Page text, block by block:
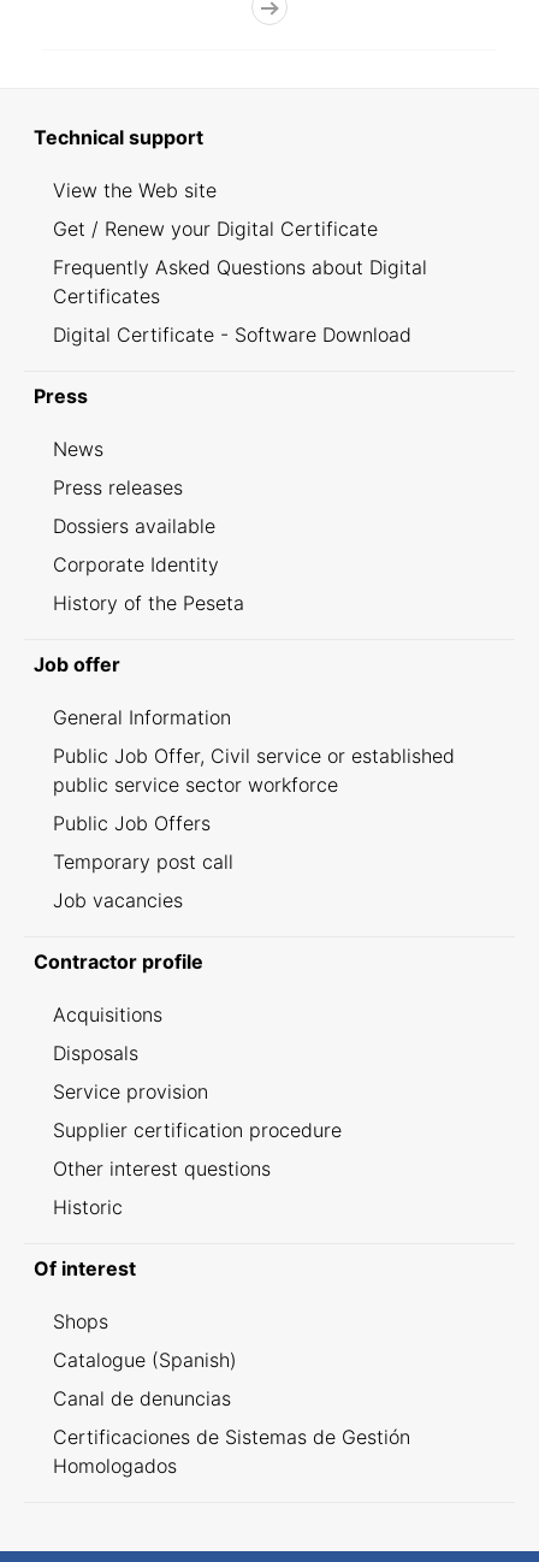
Technical support
View the Web site
Get / Renew your Digital Certificate
Frequently Asked Questions about Digital
Certificates
Digital Certificate - Software Download
Press
News
Press releases
Dossiers available
Corporate Identity
History of the Peseta
Job offer
General Information
Public Job Offer, Civil service or established
public service sector workforce
Public Job Offers
Temporary post call
Job vacancies
Contractor profile
Acquisitions
Disposals
Service provision
Supplier certification procedure
Other interest questions
Historic
Of interest
Shops
Catalogue (Spanish)
Canal de denuncias
Certificaciones de Sistemas de Gestión
Homologados